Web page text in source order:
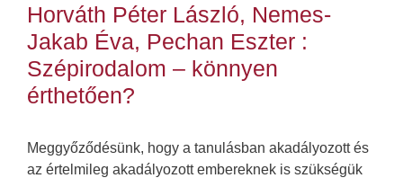
Horváth Péter László, Nemes-
Jakab Éva, Pechan Eszter :
Szépirodalom – könnyen
érthetően?
Meggyőződésünk, hogy a tanulásban akadályozott és
az értelmileg akadályozott embereknek is szükségük